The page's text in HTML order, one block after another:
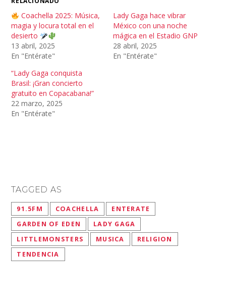
Coachella 2025: Música,
magia y locura total en el
desierto
13 abril, 2025
En "Entérate"
Lady Gaga hace vibrar
México con una noche
mágica en el Estadio GNP
28 abril, 2025
En "Entérate"
“Lady Gaga conquista
Brasil: ¡Gran concierto
gratuito en Copacabana!”
22 marzo, 2025
En "Entérate"
TAGGED AS
91.5FM COACHELLA
ENTERATE
GARDEN OF EDEN
LADY GAGA
LITTLEMONSTERS
MUSICA
RELIGION
TENDENCIA